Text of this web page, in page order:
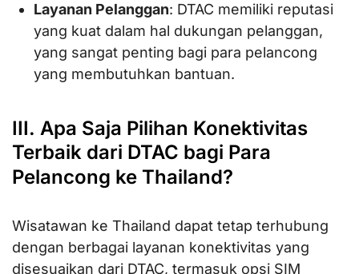
Layanan Pelanggan: DTAC memiliki reputasi
yang kuat dalam hal dukungan pelanggan,
yang sangat penting bagi para pelancong
yang membutuhkan bantuan.
III. Apa Saja Pilihan Konektivitas
Terbaik dari DTAC bagi Para
Pelancong ke Thailand?
Wisatawan ke Thailand dapat tetap terhubung
dengan berbagai layanan konektivitas yang
disesuaikan dari DTAC, termasuk opsi SIM